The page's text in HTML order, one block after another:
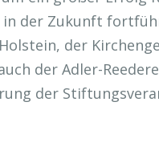
in der Zukunft
der
der Adler-
der